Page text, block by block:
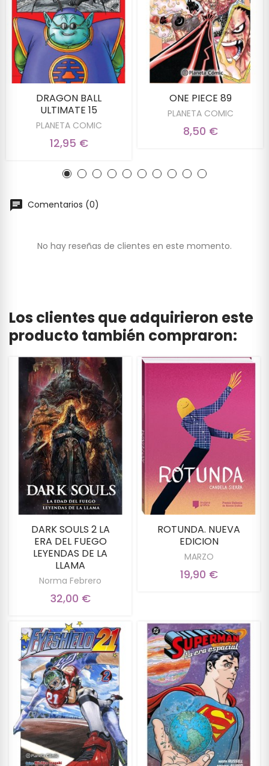
DRAGON BALL
ULTIMATE 15
PLANETA COMIC
12,95 €
ONE PIECE 89
PLANETA COMIC
8,50 €
Comentarios (0)
No hay reseñas de clientes en este momento.
Los clientes que adquirieron este
producto también compraron:
DARK SOULS 2 LA
ERA DEL FUEGO
LEYENDAS DE LA
LLAMA
Norma Febrero
32,00 €
ROTUNDA. NUEVA
EDICION
MARZO
19,90 €